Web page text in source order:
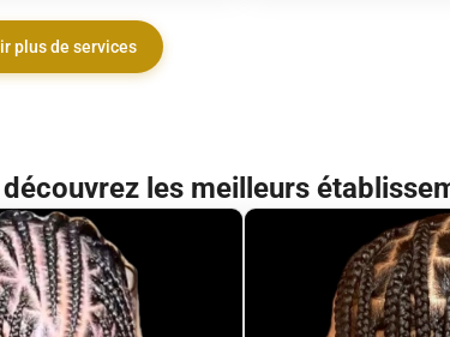
plus de services
les meilleurs